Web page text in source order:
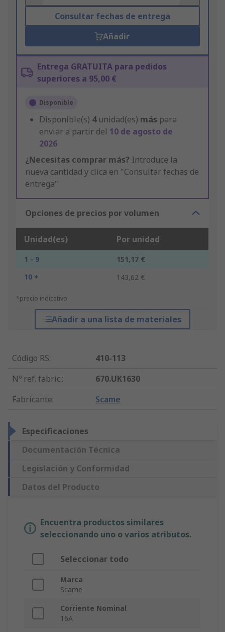
Consultar fechas de entrega
Añadir
Entrega GRATUITA para pedidos
superiores a 95,00 €
Disponible
Disponible(s) 4 unidad(es) más para
enviar a partir del 10 de agosto de
2026
¿Necesitas comprar más? Introduce la
nueva cantidad y clica en "Consultar fechas de
entrega"
Opciones de precios por volumen
Unidad(es) Por unidad
1 - 9
151,17 €
10 +
143,62 €
*precio indicativo
Añadir a una lista de materiales
Código RS:
410-113
Nº ref. fabric.:
670.UK1630
Fabricante: Scame
Especificaciones
Documentación Técnica
Legislación y Conformidad
Datos del Producto
Encuentra productos similares
seleccionando uno o varios atributos.
Seleccionar todo
Marca
Scame
Corriente Nominal
16A